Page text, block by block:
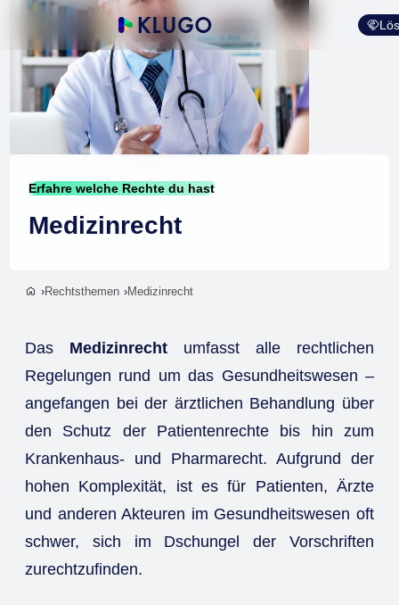
Erfahre welche Rechte du hast
Medizinrecht
Rechtsthemen Medizinrecht
Das Medizinrecht umfasst alle rechtlichen
Regelungen rund um das Gesundheitswesen –
angefangen bei der ärztlichen Behandlung über
den Schutz der Patientenrechte bis hin zum
Krankenhaus- und Pharmarecht. Aufgrund der
hohen Komplexität, ist es für Patienten, Ärzte
und anderen Akteuren im Gesundheitswesen oft
schwer, sich im Dschungel der Vorschriften
zurechtzufinden.